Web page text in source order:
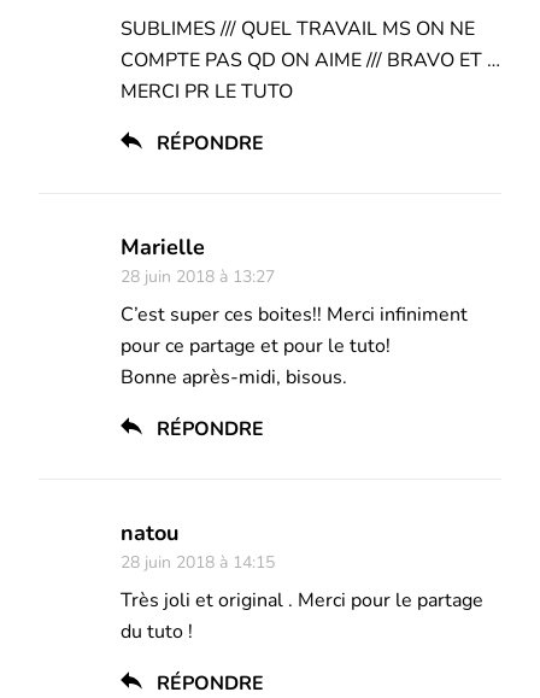
SUBLIMES /// QUEL TRAVAIL MS ON NE
COMPTE PAS QD ON AIME /// BRAVO ET …
MERCI PR LE TUTO
RÉPONDRE
Marielle
28 juin 2018 à 13:27
C’est super ces boites!! Merci infiniment
pour ce partage et pour le tuto!
Bonne après-midi, bisous.
RÉPONDRE
natou
28 juin 2018 à 14:15
Très joli et original . Merci pour le partage
du tuto !
RÉPONDRE